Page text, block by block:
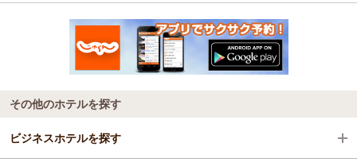
その他のホテルを探す
ビジネスホテルを探す